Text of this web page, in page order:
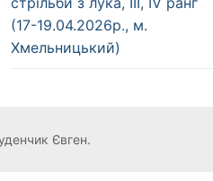
(17-19.04.2026р., м.
Хмельницький)
Євген.